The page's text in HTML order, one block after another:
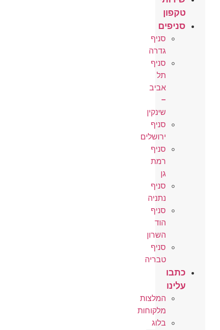
טקפון
סניפים
סניף
גדרה
סניף
תל
אביב
–
שינקין
סניף
ירושלים
סניף
רמת
גן
סניף
נתניה
סניף
הוד
השרון
סניף
טבריה
כתבו
עלינו
המלצות
מלקוחות
בלוג